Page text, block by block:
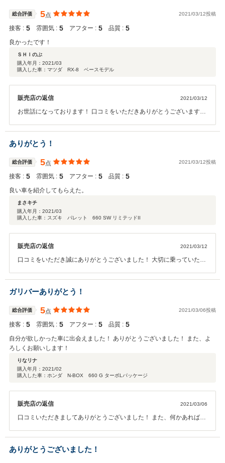
総合評価 5点 2021/03/12投稿
接客 : 5 雰囲気 : 5 アフター : 5 品質 : 5
良かったです！
ＳＨＩのぶ
購入年月： 2021/03
購入した車：マツダ RX-8 ベースモデル
販売店の返信 2021/03/12
お世話になっております！ 口コミをいただきありがとうございます！
す！！
ありがとう！
総合評価 5点 2021/03/12投稿
接客 : 5 雰囲気 : 5 アフター : 5 品質 : 5
良い車を紹介してもらえた。
まさキチ
購入年月： 2021/03
購入した車：スズキ パレット 660 SW リミテッドII
販売店の返信 2021/03/12
口コミをいただき誠にありがとうございました！ 大切に乗っていただ
ガリバーありがとう！
総合評価 5点 2021/03/06投稿
接客 : 5 雰囲気 : 5 アフター : 5 品質 : 5
自分が欲しかった車に出会えました！ ありがとうございました！ また、よ
ろしくお願いします！
りなリナ
購入年月： 2021/02
購入した車：ホンダ N-BOX 660 G ターボLパッケージ
販売店の返信 2021/03/06
口コミいただきましてありがとうございました！ また、何かあればい
ありがとうございました！